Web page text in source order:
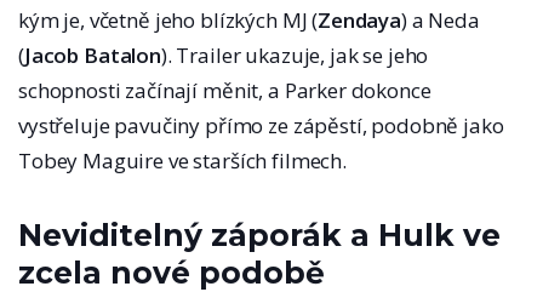
kým je, včetně jeho blízkých MJ (Zendaya) a Neda
(Jacob Batalon). Trailer ukazuje, jak se jeho
schopnosti začínají měnit, a Parker dokonce
vystřeluje pavučiny přímo ze zápěstí, podobně jako
Tobey Maguire ve starších filmech.
Neviditelný záporák a Hulk ve
zcela nové podobě